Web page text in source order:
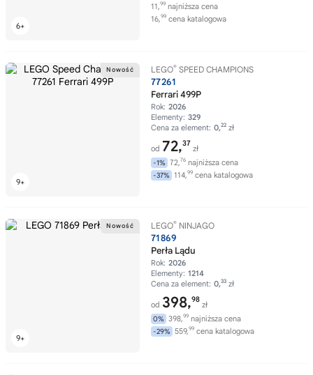
11,99 najniższa cena
16,99 cena katalogowa
LEGO® SPEED CHAMPIONS
77261
Ferrari 499P
Rok: 2026
Elementy: 329
Cena za element: 0,22 zł
od 72,37
zł
-1% 72,76 najniższa cena
-37% 114,99 cena katalogowa
LEGO® NINJAGO
71869
Perła Lądu
Rok: 2026
Elementy: 1214
Cena za element: 0,33 zł
od 398,98
zł
0% 398,99 najniższa cena
-29% 559,99 cena katalogowa